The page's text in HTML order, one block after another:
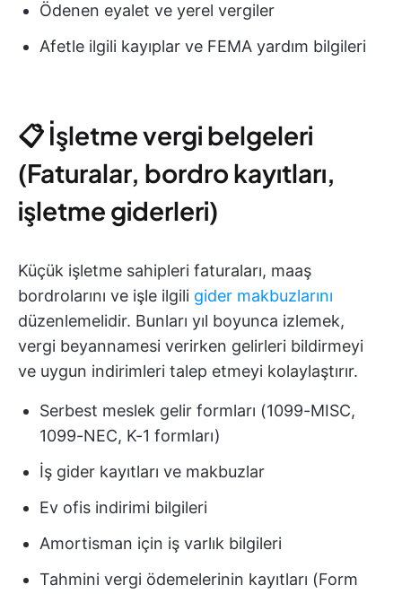
Ödenen eyalet ve yerel vergiler
Afetle ilgili kayıplar ve FEMA yardım bilgileri
📋 İşletme vergi belgeleri
(Faturalar, bordro kayıtları,
işletme giderleri)
Küçük işletme sahipleri faturaları, maaş
bordrolarını ve işle ilgili gider makbuzlarını
düzenlemelidir. Bunları yıl boyunca izlemek,
vergi beyannamesi verirken gelirleri bildirmeyi
ve uygun indirimleri talep etmeyi kolaylaştırır.
Serbest meslek gelir formları (1099-MISC,
1099-NEC, K-1 formları)
İş gider kayıtları ve makbuzlar
Ev ofis indirimi bilgileri
Amortisman için iş varlık bilgileri
Tahmini vergi ödemelerinin kayıtları (Form